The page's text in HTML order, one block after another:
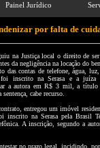
Painel Jurídico
por falta de
na Justiça local o direito de
da negligência na locação do
das contas de telefone, água,
inscrito na Serasa e a juíza
a autora em R$ 3 mil, a
cabe recurso.
entregou um imóvel
inscrito na Serasa pela Brasil
A inscrição, segundo a
no prazo legal, incidindo,